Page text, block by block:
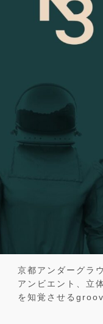
京都アンダーグラ
アンビエント、立
を知覚させる